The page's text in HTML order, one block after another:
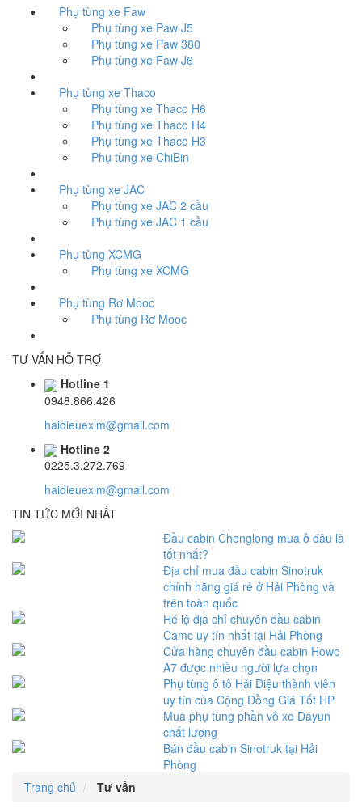
Phụ tùng xe Faw
Phụ tùng xe Paw J5
Phụ tùng xe Paw 380
Phụ tùng xe Faw J6
Phụ tùng xe Thaco
Phụ tùng xe Thaco H6
Phụ tùng xe Thaco H4
Phụ tùng xe Thaco H3
Phụ tùng xe ChiBin
Phụ tùng xe JAC
Phụ tùng xe JAC 2 cầu
Phụ tùng xe JAC 1 cầu
Phụ tùng XCMG
Phụ tùng xe XCMG
Phụ tùng Rơ Mooc
Phụ tùng Rơ Mooc
TƯ VẤN HỖ TRỢ
Hotline 1
0948.866.426
haidieuexim@gmail.com
Hotline 2
0225.3.272.769
haidieuexim@gmail.com
TIN TỨC MỚI NHẤT
Đầu cabin Chenglong mua ở đâu là
tốt nhất?
Địa chỉ mua đầu cabin Sinotruk
chính hãng giá rẻ ở Hải Phòng và
trên toàn quốc
Hé lộ địa chỉ chuyên đầu cabin
Camc uy tín nhất tại Hải Phòng
Cửa hàng chuyên đầu cabin Howo
A7 được nhiều người lựa chọn
Phụ tùng ô tô Hải Diệu thành viên
uy tín của Cộng Đồng Giá Tốt HP
Mua phụ tùng phần vỏ xe Dayun
chất lượng
Bán đầu cabin Sinotruk tại Hải
Phòng
Trang chủ
Tư vấn